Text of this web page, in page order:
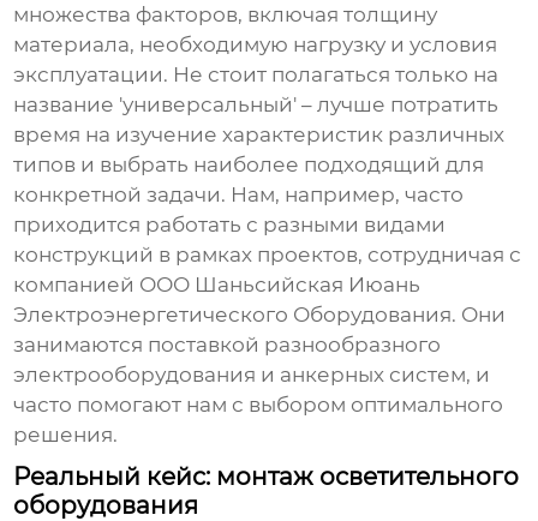
множества факторов, включая толщину
материала, необходимую нагрузку и условия
эксплуатации. Не стоит полагаться только на
название 'универсальный' – лучше потратить
время на изучение характеристик различных
типов и выбрать наиболее подходящий для
конкретной задачи. Нам, например, часто
приходится работать с разными видами
конструкций в рамках проектов, сотрудничая с
компанией ООО Шаньсийская Июань
Электроэнергетического Оборудования. Они
занимаются поставкой разнообразного
электрооборудования и анкерных систем, и
часто помогают нам с выбором оптимального
решения.
Реальный кейс: монтаж осветительного
оборудования